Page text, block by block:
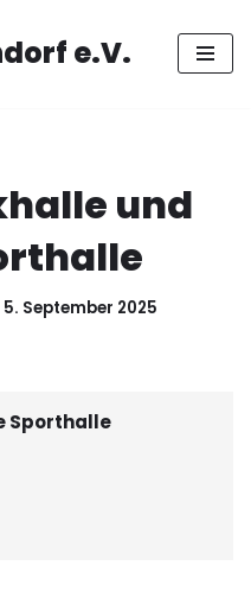
e.V.
und
5. September 2025
Sporthalle